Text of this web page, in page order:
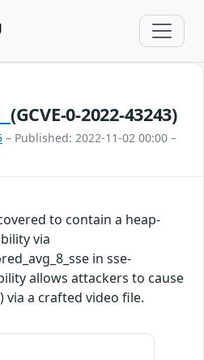
(GCVE-0-2022-43243)
– Published: 2022-11-02 00:00 –
to contain a heap-
via
in sse-
allows attackers to cause
via a crafted video file.